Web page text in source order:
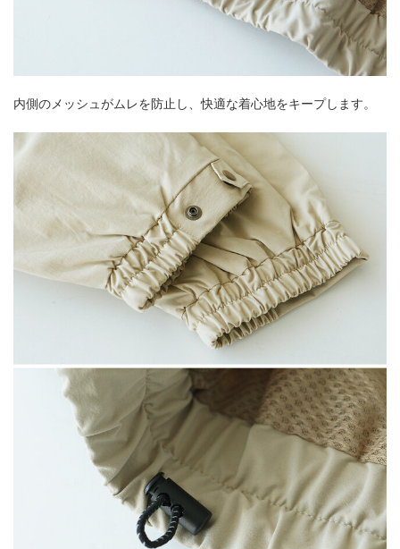
内側のメッシュがムレを防止し、快適な着心地をキープします。